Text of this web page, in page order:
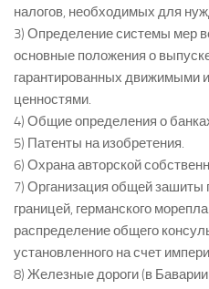
налогов, необходимых для
3) Определение системы мер
основные положения о
гарантированных движимыми
ценностями.
4) Общие определения о
5) Патенты на изобретения.
6) Охрана авторской
7) Организация общей зашиты
границей, германского
распределение общего
установленного на счет
8) Железные дороги (в